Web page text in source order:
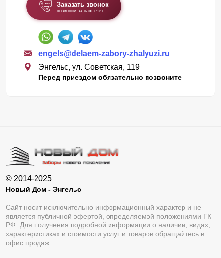
Заказать звонок
позвоним за наш счет
engels@delaem-zabory-zhalyuzi.ru
Энгельс, ул. Советская, 119
Перед приездом обязательно позвоните
© 2014-2025
Новый Дом - Энгельс
Сайт носит исключительно информационный характер и не
является публичной офертой, определяемой положениями ГК
РФ. Для получения подробной информации о наличии, видах,
характеристиках и стоимости услуг и товаров обращайтесь в
офис продаж.